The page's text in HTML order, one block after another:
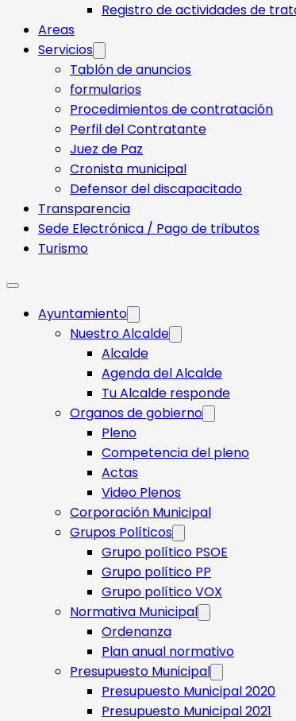
Registro de actividades de
Areas
Servicios
Tablón de anuncios
formularios
Procedimientos de contratación
Perfil del Contratante
Juez de Paz
Cronista municipal
Defensor del discapacitado
Transparencia
Sede Electrónica / Pago de tributos
Turismo
Ayuntamiento
Nuestro Alcalde
Alcalde
Agenda del Alcalde
Tu Alcalde responde​
Organos de gobierno
Pleno
Competencia del pleno
Actas
Video Plenos
Corporación Municipal
Grupos Políticos
Grupo político PSOE
Grupo político PP
Grupo político VOX
Normativa Municipal
Ordenanza
Plan anual normativo
Presupuesto Municipal
Presupuesto Municipal 2020
Presupuesto Municipal 2021